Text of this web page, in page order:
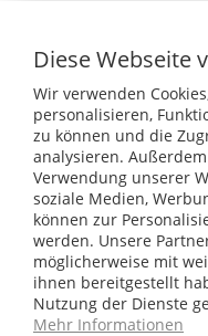
Die Picknicktische
Ausführungen
70% zertifiziert in der
farbgrundiert) oder aus
FSC zertifiziert.
Produktinfo:
FSC®-
das für diesen Artikel
verantwortungsvollen
Holzes nachvollziehbar
Shop Service
Informationen
* bei Paketversand. Alle
Copyright © afp
Diese Webseite
Wir verwenden
personalisieren,
zu können und die
analysieren.
Verwendung unserer
soziale Medien,
können zur
werden. Unsere
möglicherweise mit
ihnen bereitgestellt
Nutzung der Dienste
Mehr Informationen